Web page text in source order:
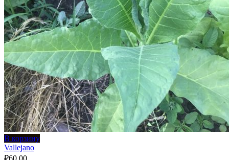
В корзину
Vallejano
₽60.00